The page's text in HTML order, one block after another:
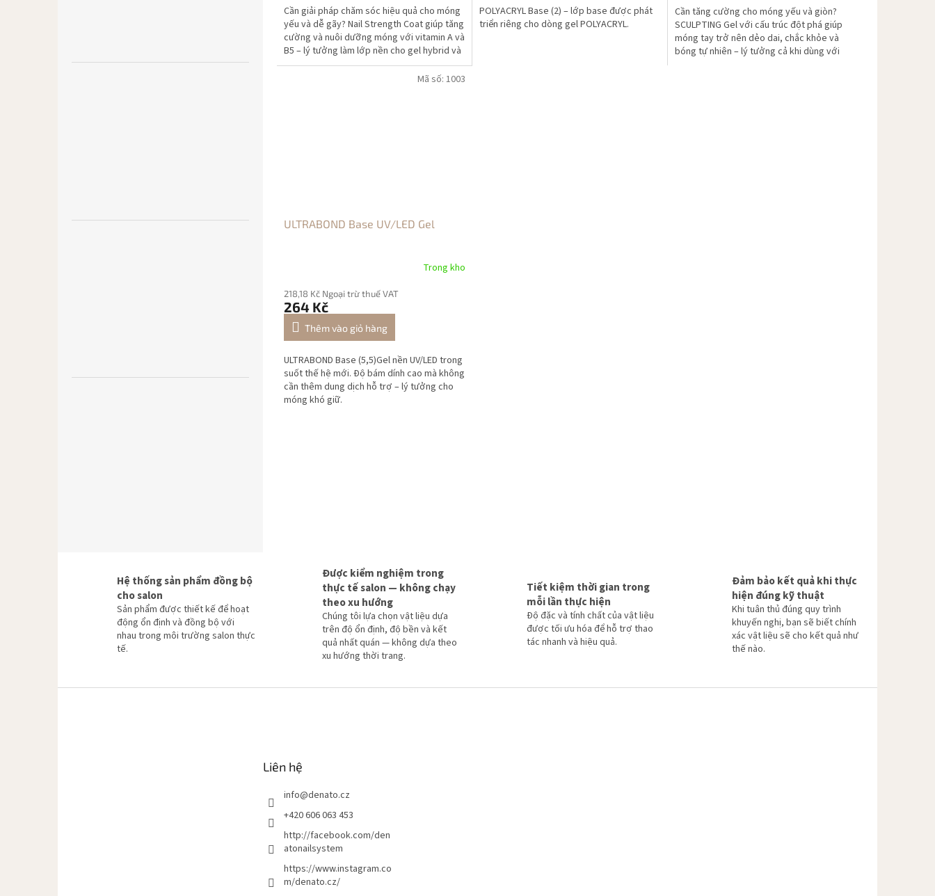
Cần giải pháp chăm sóc hiệu quả cho móng
yếu và dễ gãy? Nail Strength Coat giúp tăng
cường và nuôi dưỡng móng với vitamin A và
B5 – lý tưởng làm lớp nền cho gel hybrid và
gel xây.
POLYACRYL Base (2) – lớp base được phát
triển riêng cho dòng gel POLYACRYL.
Cần tăng cường cho móng yếu và giòn?
SCULPTING Gel với cấu trúc đột phá giúp
móng tay trở nên dẻo dai, chắc khỏe và
bóng tự nhiên – lý tưởng cả khi dùng với
ULTRABOND Base UV/LED Gel
Trong kho
218,18 Kč Ngoại trừ thuế VAT
264 Kč
Thêm vào giỏ hàng
ULTRABOND Base (5,5)Gel nền UV/LED trong
suốt thế hệ mới. Độ bám dính cao mà không
cần thêm dung dịch hỗ trợ – lý tưởng cho
móng khó giữ.
Mã số: 1003
ù
y
c
h
ỉ
Hệ thống sản phẩm đồng bộ
cho salon
Sản phẩm được thiết kế để hoạt
động ổn định và đồng bộ với
nhau trong môi trường salon thực
tế.
Được kiểm nghiệm trong
thực tế salon — không chạy
theo xu hướng
Chúng tôi lựa chọn vật liệu dựa
trên độ ổn định, độ bền và kết
quả nhất quán — không dựa theo
xu hướng thời trang.
Tiết kiệm thời gian trong
mỗi lần thực hiện
Độ đặc và tính chất của vật liệu
được tối ưu hóa để hỗ trợ thao
tác nhanh và hiệu quả.
Đảm bảo kết quả khi thực
hiện đúng kỹ thuật
Khi tuân thủ đúng quy trình
khuyến nghị, bạn sẽ biết chính
xác vật liệu sẽ cho kết quả như
thế nào.
Liên hệ
info@denato.cz
+420 606 063 453
http://facebook.com/den
atonailsystem
https://www.instagram.co
m/denato.cz/